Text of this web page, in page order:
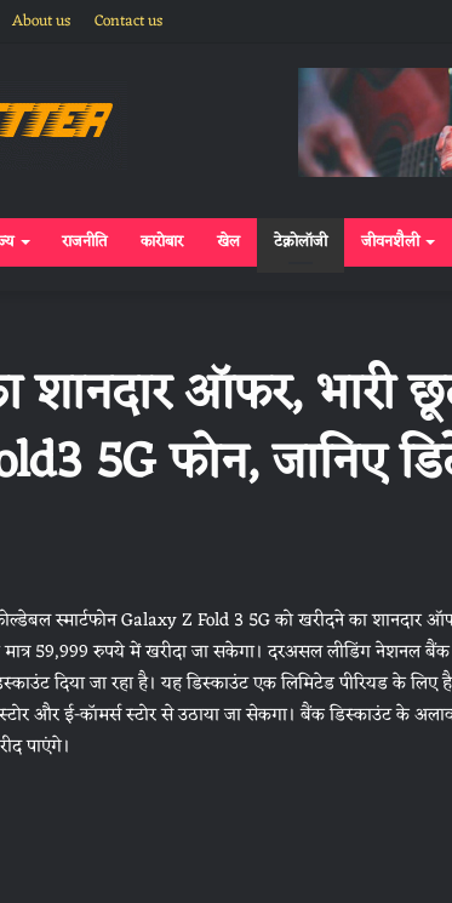
About us Contact us
राजनीति कारोबार खेल टेक्नोलॉजी जीवनशैली
शानदार ऑफर, भारी
5G फोन, जानिए
स्मार्टफोन Galaxy Z Fold 3 5G को खरीदने का
मात्र 59,999 रुपये में खरीदा जा सकेगा। दरअसल लीडिंग
दिया जा रहा है। यह डिस्काउंट एक लिमिटेड पीरियड के
और ई-कॉमर्स स्टोर से उठाया जा सेकगा। बैंक डिस्काउंट के
पाएंगे।